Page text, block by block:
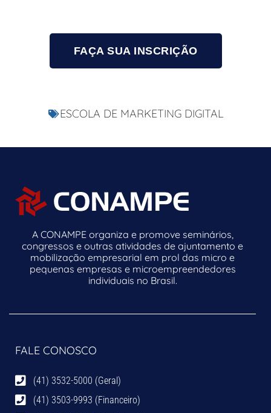
FAÇA SUA INSCRIÇÃO
ESCOLA DE MARKETING DIGITAL
A CONAMPE organiza e promove seminários,
congressos e outras atividades de ajuntamento e
mobilização empresarial em prol das micro e
pequenas empresas e microempreendedores
individuais no Brasil.
FALE CONOSCO
(41) 3532-5000 (Geral)
(41) 3503-9993 (Financeiro)